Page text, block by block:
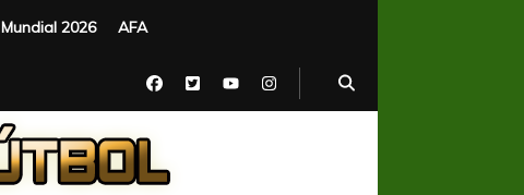
Mundial 2026 AFA